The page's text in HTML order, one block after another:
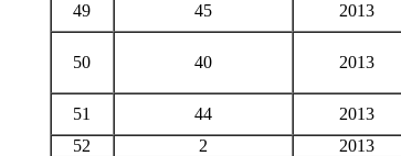
49 45 2013
50 40 2013
51 44 2013
52
2 2013